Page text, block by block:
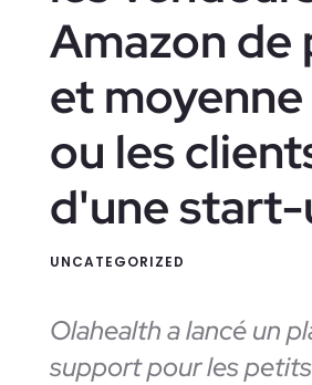
Amazon de
et
ou les
d'une
UNCATEGORIZED
Olahealth a lancé un
support pour les